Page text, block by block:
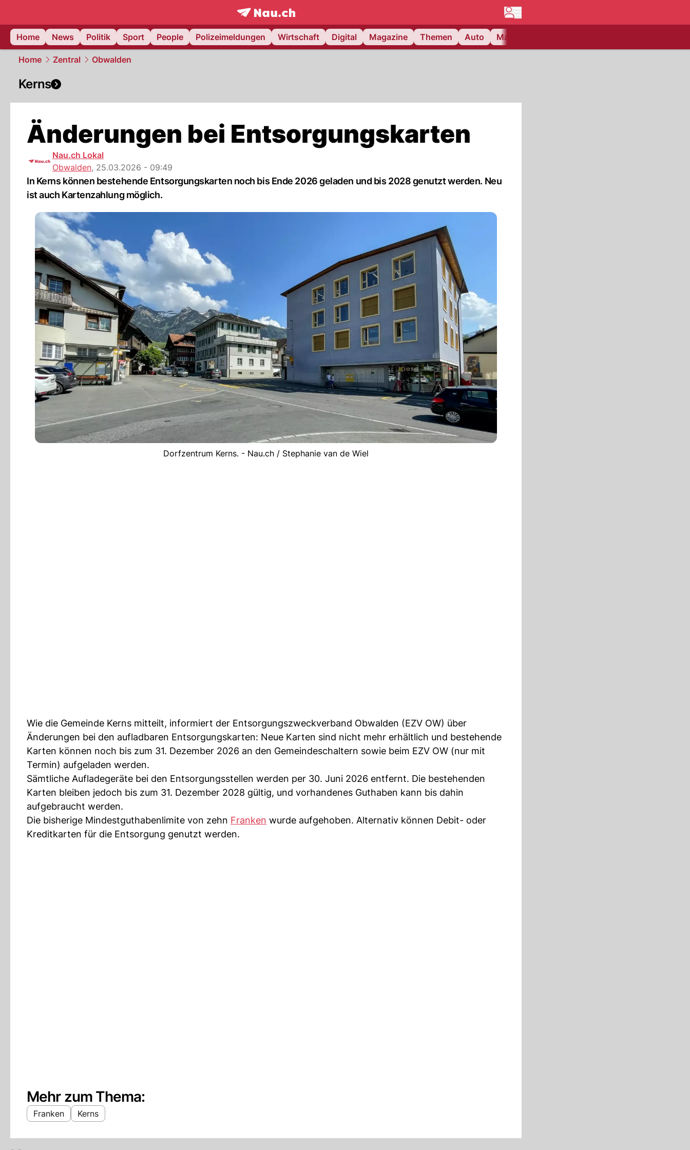
frontpage.NAU.ch
Home
News Politik Sport People Polizeimeldungen Wirtschaft Digital Magazine Themen Auto Matchcenter
Home Zentral Obwalden
Kerns
Änderungen bei Entsorgungskarten
Nau.ch Lokal
Obwalden, 25.03.2026 - 09:49
In Kerns können bestehende Entsorgungskarten noch bis Ende 2026 geladen und bis 2028 genutzt werden. Neu
ist auch Kartenzahlung möglich.
Dorfzentrum Kerns. - Nau.ch / Stephanie van de Wiel
Wie die Gemeinde Kerns mitteilt, informiert der Entsorgungszweckverband Obwalden (EZV OW) über
Änderungen bei den aufladbaren Entsorgungskarten: Neue Karten sind nicht mehr erhältlich und bestehende
Karten können noch bis zum 31. Dezember 2026 an den Gemeindeschaltern sowie beim EZV OW (nur mit
Termin) aufgeladen werden.
Sämtliche Aufladegeräte bei den Entsorgungsstellen werden per 30. Juni 2026 entfernt. Die bestehenden
Karten bleiben jedoch bis zum 31. Dezember 2028 gültig, und vorhandenes Guthaben kann bis dahin
aufgebraucht werden.
Die bisherige Mindestguthabenlimite von zehn Franken wurde aufgehoben. Alternativ können Debit- oder
Kreditkarten für die Entsorgung genutzt werden.
Mehr zum Thema:
Franken Kerns